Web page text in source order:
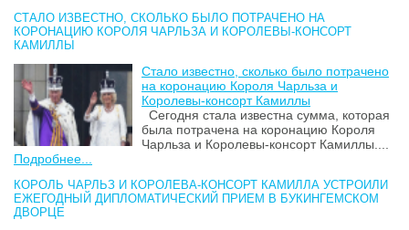
СТАЛО ИЗВЕСТНО, СКОЛЬКО БЫЛО ПОТРАЧЕНО НА
КОРОНАЦИЮ КОРОЛЯ ЧАРЛЬЗА И КОРОЛЕВЫ-КОНСОРТ
КАМИЛЛЫ
Стало известно, сколько было потрачено
на коронацию Короля Чарльза и
Королевы-консорт Камиллы
Сегодня стала известна сумма, которая
была потрачена на коронацию Короля
Чарльза и Королевы-консорт Камиллы....
Подробнее...
КОРОЛЬ ЧАРЛЬЗ И КОРОЛЕВА-КОНСОРТ КАМИЛЛА УСТРОИЛИ
ЕЖЕГОДНЫЙ ДИПЛОМАТИЧЕСКИЙ ПРИЕМ В БУКИНГЕМСКОМ
ДВОРЦЕ